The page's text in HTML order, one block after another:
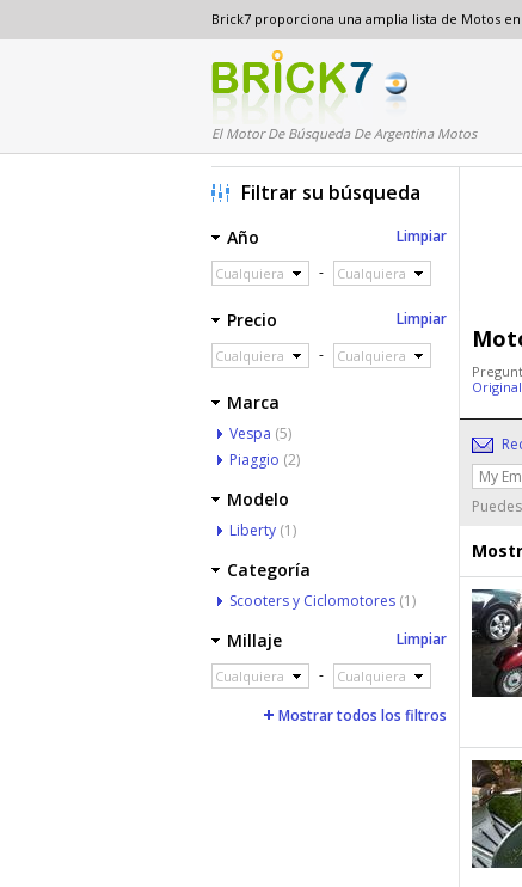
Brick7 proporciona una amplia lista de Motos
El Motor De Búsqueda De Argentina Motos
Filtrar su búsqueda
Año Limpiar
Cualquiera - Cualquiera
Precio Limpiar
Cualquiera - Cualquiera
Marca
Vespa (5)
Piaggio (2)
Modelo
Liberty (1)
Categoría
Scooters y Ciclomotores (1)
Millaje Limpiar
Cualquiera - Cualquiera
Mostrar todos los filtros